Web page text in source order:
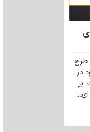
طرح
در
بر
...